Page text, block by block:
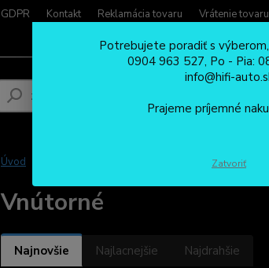
GDPR Kontakt Reklamácia tovaru Vrátenie tovaru
Úvod MAJÁKY DO AUTA A VÝSTRAŽNÉ SVETLÁ
Vnútorné
Najnovšie Najlacnejšie Najdrahšie
Potrebujete poradiť s
0904 963 527, Po - Pia:
info@hifi-
Prajeme príjemné
Zatvoriť